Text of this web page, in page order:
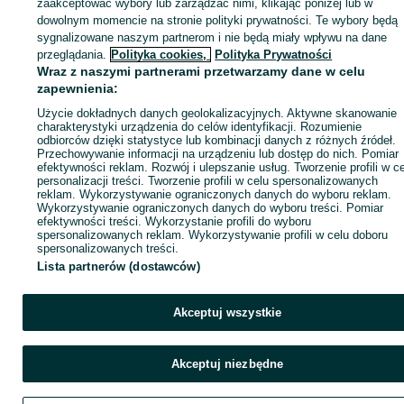
ID:497983412 Wyświetlenia:
Zadzwoń / SMS
zaakceptować wybory lub zarządzać nimi, klikając poniżej lub w
dowolnym momencie na stronie polityki prywatności. Te wybory będą
sygnalizowane naszym partnerom i nie będą miały wpływu na dane
przeglądania. Polityka cookies, Polityka Prywatności
Wraz z naszymi partnerami przetwarzamy dane w celu
zapewnienia:
Użycie dokładnych danych geolokalizacyjnych. Aktywne skanowanie
charakterystyki urządzenia do celów identyfikacji. Rozumienie
odbiorców dzięki statystyce lub kombinacji danych z różnych źródeł.
Przechowywanie informacji na urządzeniu lub dostęp do nich. Pomiar
efektywności reklam. Rozwój i ulepszanie usług. Tworzenie profili w
personalizacji treści. Tworzenie profili w celu spersonalizowanych
reklam. Wykorzystywanie ograniczonych danych do wyboru reklam.
Wykorzystywanie ograniczonych danych do wyboru treści. Pomiar
efektywności treści. Wykorzystanie profili do wyboru
spersonalizowanych reklam. Wykorzystywanie profili w celu doboru
spersonalizowanych treści.
Lista partnerów (dostawców)
Akceptuj wszystkie
Akceptuj niezbędne